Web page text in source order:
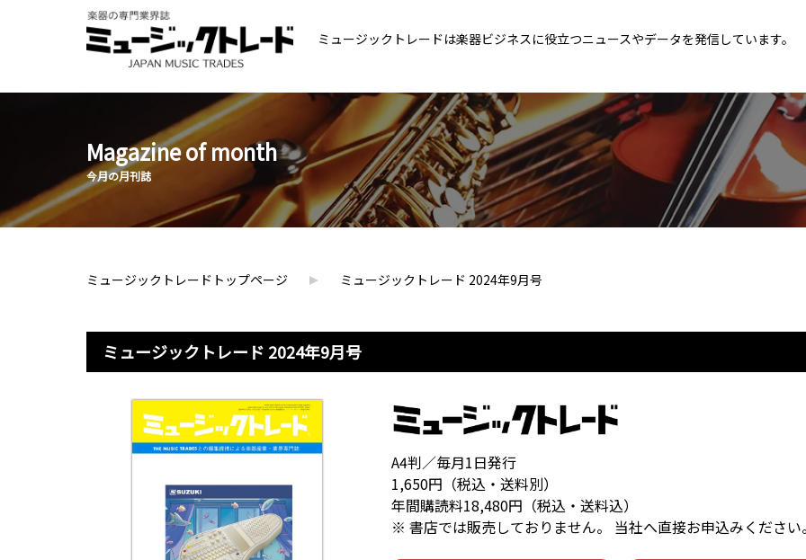
ミュージックトレードは楽器ビジネスに役立つニュースやデータを発信しています。
Magazine of month
今月の月刊誌
ミュージックトレードトップページ ミュージックトレード 2024年9月号
ミュージックトレード 2024年9月号
A4判／毎月1日発行
1,650円（税込・送料別）
年間購読料18,480円（税込・送料込）
※ 書店では販売しておりません。 当社へ直接お申込みください